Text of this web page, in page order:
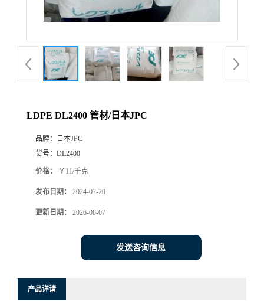
LDPE DL2400 管材/日本JPC
品牌：
日本JPC
货号： DL2400
价格： ￥11/千克
发布日期： 2024-07-20
更新日期： 2026-08-07
发送咨询信息
产品详请